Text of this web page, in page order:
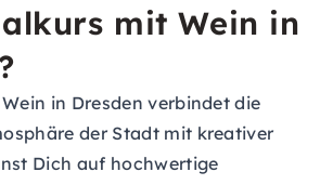
mit Wein in
in Dresden verbindet die
der Stadt mit kreativer
Dich auf hochwertige